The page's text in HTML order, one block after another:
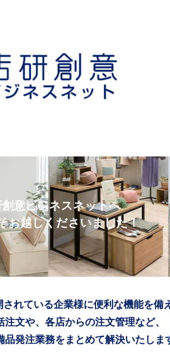
創意ビジネスネットへ
お越しくださいました！
れている企業様に便利な機能を備
文や、各店からの注文管理など、
発注業務をまとめて解決いたしま